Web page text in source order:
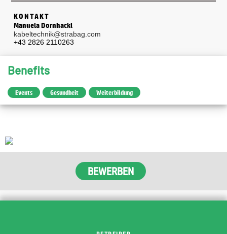
KONTAKT
Manuela Dornhackl
kabeltechnik@strabag.com
+43 2826 2110263
Benefits
Events Gesundheit Weiterbildung